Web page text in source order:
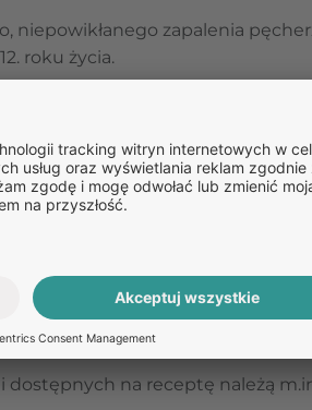
niepowikłanego zapalenia
roku życia.
Zadaj je naszym specjalistom.
porady medycznej. W celu uzyskania
na receptę należą